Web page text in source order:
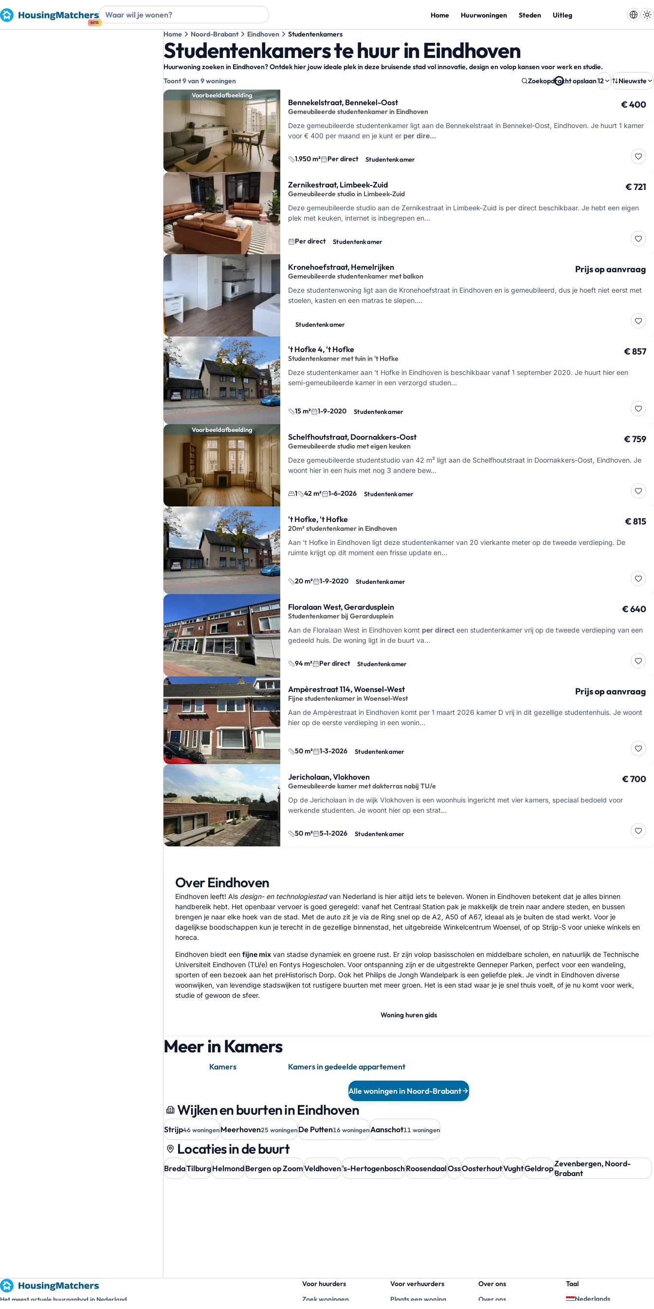
BETA
Home Huurwoningen Steden Uitleg
Home Noord-Brabant Eindhoven Studentenkamers
Studentenkamers te huur in Eindhoven
Huurwoning zoeken in Eindhoven? Ontdek hier jouw ideale plek in deze bruisende stad vol innovatie, design en volop kansen voor werk en studie.
Toont 9 van 9 woningen
Zoekopdracht opslaan12 Nieuwste
Zoekresultaten
Voorbeeldafbeelding
Bennekelstraat, Bennekel-Oost
Gemeubileerde studentenkamer in Eindhoven
€ 400
Deze gemeubileerde studentenkamer ligt aan de Bennekelstraat in Bennekel-Oost, Eindhoven. Je huurt 1 kamer
voor € 400 per maand en je kunt er per dire…
1.950 m² Per direct Studentenkamer
Zernikestraat, Limbeek-Zuid
Gemeubileerde studio in Limbeek-Zuid
€ 721
Deze gemeubileerde studio aan de Zernikestraat in Limbeek-Zuid is per direct beschikbaar. Je hebt een eigen
plek met keuken, internet is inbegrepen en…
Per direct Studentenkamer
Kronehoefstraat, Hemelrijken
Gemeubileerde studentenkamer met balkon
Prijs op aanvraag
Deze studentenwoning ligt aan de Kronehoefstraat in Eindhoven en is gemeubileerd, dus je hoeft niet eerst met
stoelen, kasten en een matras te slepen.…
Studentenkamer
't Hofke 4, 't Hofke
Studentenkamer met tuin in 't Hofke
€ 857
Deze studentenkamer aan 't Hofke in Eindhoven is beschikbaar vanaf 1 september 2020. Je huurt hier een
semi-gemeubileerde kamer in een verzorgd studen…
15 m² 1-9-2020 Studentenkamer
Voorbeeldafbeelding
Schelfhoutstraat, Doornakkers-Oost
Gemeubileerde studio met eigen keuken
€ 759
Deze gemeubileerde studentstudio van 42 m² ligt aan de Schelfhoutstraat in Doornakkers-Oost, Eindhoven. Je
woont hier in een huis met nog 3 andere bew…
1 42 m² 1-6-2026 Studentenkamer
't Hofke, 't Hofke
20m² studentenkamer in Eindhoven
€ 815
Aan 't Hofke in Eindhoven ligt deze studentenkamer van 20 vierkante meter op de tweede verdieping. De
ruimte krijgt op dit moment een frisse update en…
20 m² 1-9-2020 Studentenkamer
Floralaan West, Gerardusplein
Studentenkamer bij Gerardusplein
€ 640
Aan de Floralaan West in Eindhoven komt per direct een studentenkamer vrij op de tweede verdieping van een
gedeeld huis. De woning ligt in de buurt va…
94 m² Per direct Studentenkamer
Ampèrestraat 114, Woensel-West
Fijne studentenkamer in Woensel-West
Prijs op aanvraag
Aan de Ampèrestraat in Eindhoven komt per 1 maart 2026 kamer D vrij in dit gezellige studentenhuis. Je woont
hier op de eerste verdieping in een wonin…
50 m² 1-3-2026 Studentenkamer
Jericholaan, Vlokhoven
Gemeubileerde kamer met dakterras nabij TU/e
€ 700
Op de Jericholaan in de wijk Vlokhoven is een woonhuis ingericht met vier kamers, speciaal bedoeld voor
werkende studenten. Je woont hier op een strat…
50 m² 5-1-2026 Studentenkamer
Over Eindhoven
Eindhoven leeft! Als design- en technologiestadvan Nederland is hier altijd iets te beleven. Wonen in Eindhoven betekent dat je alles binnen
handbereik hebt. Het openbaar vervoer is goed geregeld: vanaf het Centraal Station pak je makkelijk de trein naar andere steden, en bussen
brengen je naar elke hoek van de stad. Met de auto zit je via de Ring snel op de A2, A50 of A67, ideaal als je buiten de stad werkt. Voor je
dagelijkse boodschappen kun je terecht in de gezellige binnenstad, het uitgebreide Winkelcentrum Woensel, of op Strijp-S voor unieke winkels en
horeca.
Eindhoven biedt een fijne mix van stadse dynamiek en groene rust. Er zijn volop basisscholen en middelbare scholen, en natuurlijk de Technische
Universiteit Eindhoven (TU/e) en Fontys Hogescholen. Voor ontspanning zijn er de uitgestrekte Genneper Parken, perfect voor een wandeling,
sporten of een bezoek aan het preHistorisch Dorp. Ook het Philips de Jongh Wandelpark is een geliefde plek. Je vindt in Eindhoven diverse
woonwijken, van levendige stadswijken tot rustigere buurten met meer groen. Het is een stad waar je je snel thuis voelt, of je nu komt voor werk,
studie of gewoon de sfeer.
Woning huren gids
Meer in Kamers
Kamers Kamers in gedeelde appartementen
Alle woningen in Noord-Brabant
Wijken en buurten in Eindhoven
Strijp46 woningenMeerhoven25 woningenDe Putten16 woningenAanschot11 woningen
Locaties in de buurt
BredaTilburgHelmondBergen op ZoomVeldhoven's-HertogenboschRoosendaalOssOosterhoutVughtGeldropZevenbergen, Noord-
Brabant
Het meest actuele huuraanbod in Nederland.
Voor huurders
Zoek woningen
Voor verhuurders
Plaats een woning
Over ons
Over ons
Taal
Nederlands